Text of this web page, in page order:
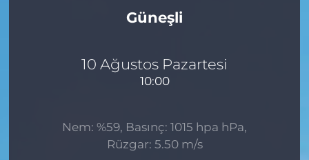
Güneşli
10 Ağustos Pazartesi
10:00
Nem: %59, Basınç: 1015 hpa hPa,
Rüzgar: 5.50 m/s